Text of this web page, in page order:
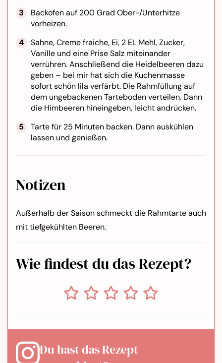
Backofen auf 200 Grad Ober-/Unterhitze
vorheizen.
Sahne, Creme fraiche, Ei, 2 EL Mehl, Zucker,
Vanille und eine Prise Salz miteinander
verrühren. Anschließend die Heidelbeeren dazu
geben – bei mir hat sich die Kuchenmasse
sofort schön lila verfärbt. Die Rahmfüllung auf
dem ungebackenen Tarteboden verteilen. Dann
die Himbeeren hineingeben, leicht andrücken.
Tarte für 25 Minuten backen. Dann auskühlen
lassen und genießen.
Notizen
Außerhalb der Saison schmeckt die Rahmtarte auch
mit tiefgekühlten Beeren.
Wie findest du das Rezept?
Du hast das Rezept